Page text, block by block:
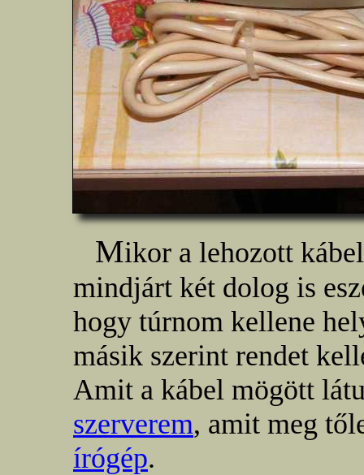
Mikor a lehozott
mindjárt két dolog is
hogy túrnom kellene
másik szerint rendet
Amit a kábel mögött
szerverem, amit meg
írógép.